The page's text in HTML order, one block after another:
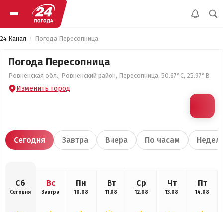
24 Канал Погода Пересопница
Погода Пересопница
Ровненская обл., Ровненский район, Пересопница, 50.67°С, 25.97°В
Изменить город
Сегодня Завтра Вчера По часам
Сб
Сегодня
Вс
Завтра
Пн
10.08
Вт
11.08
Ср
12.08
Чт
13.08
Пт
14.08